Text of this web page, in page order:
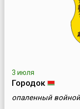
3 июля
Городок
опаленный войной